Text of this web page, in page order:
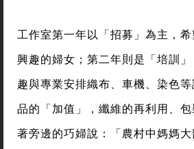
工作室第一年以「招募」為主，
興趣的婦女；第二年則是「培訓
趣與專業安排織布、車機、染色
品的「加值」，纖維的再利用、
著旁邊的巧婦說：「農村中媽媽